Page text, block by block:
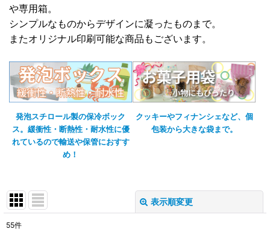
や専用箱。
シンプルなものからデザインに凝ったものまで。
またオリジナル印刷可能な商品もございます。
発泡スチロール製の保冷ボック
ス。緩衝性・断熱性・耐水性に優
れているので輸送や保管におすす
め！
クッキーやフィナンシェなど、個
包装から大きな袋まで。
表示順変更
55件